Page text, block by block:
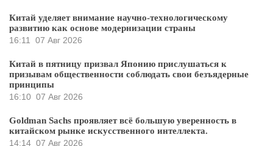
Китай уделяет внимание научно-технологическому
развитию как основе модернизации страны
16:11
07 Авг 2026
Китай в пятницу призвал Японию прислушаться к
призывам общественности соблюдать свои безъядерные
принципы
16:10 07 Авг 2026
Goldman Sachs проявляет всё большую уверенность в
китайском рынке искусственного интеллекта.
14:14 07 Авг 2026